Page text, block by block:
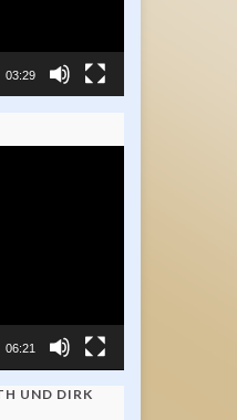
03:29
06:21
UND DIRK